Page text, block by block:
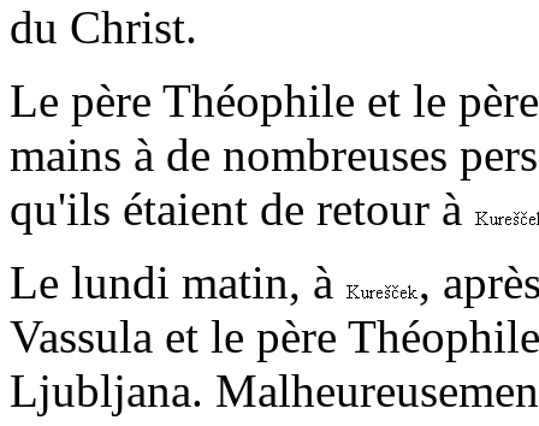
du Christ.
Le père Théophile et le
mains à de nombreuses
qu'ils étaient de retour à
Le lundi matin, à
,
Vassula et le père
Ljubljana.